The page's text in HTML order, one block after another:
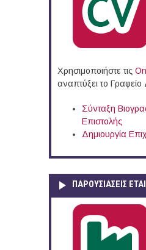
Χρησιμοποιήστε τις
αναπτύξει το
Σύνταξη
Επιστολής
Δημιουργία
ΠΑΡΟΥΣΙΆΣΕΙΣ